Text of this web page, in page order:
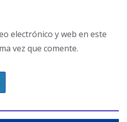
electrónico y web en este
vez que comente.